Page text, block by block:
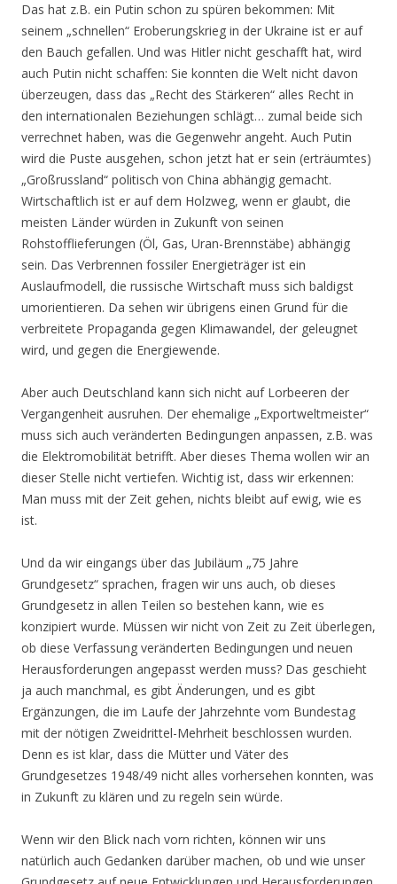
Das hat z.B. ein Putin schon zu spüren bekommen: Mit
seinem „schnellen“ Eroberungskrieg in der Ukraine ist er auf
den Bauch gefallen. Und was Hitler nicht geschafft hat, wird
auch Putin nicht schaffen: Sie konnten die Welt nicht davon
überzeugen, dass das „Recht des Stärkeren“ alles Recht in
den internationalen Beziehungen schlägt… zumal beide sich
verrechnet haben, was die Gegenwehr angeht. Auch Putin
wird die Puste ausgehen, schon jetzt hat er sein (erträumtes)
„Großrussland“ politisch von China abhängig gemacht.
Wirtschaftlich ist er auf dem Holzweg, wenn er glaubt, die
meisten Länder würden in Zukunft von seinen
Rohstofflieferungen (Öl, Gas, Uran-Brennstäbe) abhängig
sein. Das Verbrennen fossiler Energieträger ist ein
Auslaufmodell, die russische Wirtschaft muss sich baldigst
umorientieren. Da sehen wir übrigens einen Grund für die
verbreitete Propaganda gegen Klimawandel, der geleugnet
wird, und gegen die Energiewende.
Aber auch Deutschland kann sich nicht auf Lorbeeren der
Vergangenheit ausruhen. Der ehemalige „Exportweltmeister“
muss sich auch veränderten Bedingungen anpassen, z.B. was
die Elektromobilität betrifft. Aber dieses Thema wollen wir an
dieser Stelle nicht vertiefen. Wichtig ist, dass wir erkennen:
Man muss mit der Zeit gehen, nichts bleibt auf ewig, wie es
ist.
Und da wir eingangs über das Jubiläum „75 Jahre
Grundgesetz“ sprachen, fragen wir uns auch, ob dieses
Grundgesetz in allen Teilen so bestehen kann, wie es
konzipiert wurde. Müssen wir nicht von Zeit zu Zeit überlegen,
ob diese Verfassung veränderten Bedingungen und neuen
Herausforderungen angepasst werden muss? Das geschieht
ja auch manchmal, es gibt Änderungen, und es gibt
Ergänzungen, die im Laufe der Jahrzehnte vom Bundestag
mit der nötigen Zweidrittel-Mehrheit beschlossen wurden.
Denn es ist klar, dass die Mütter und Väter des
Grundgesetzes 1948/49 nicht alles vorhersehen konnten, was
in Zukunft zu klären und zu regeln sein würde.
Wenn wir den Blick nach vorn richten, können wir uns
natürlich auch Gedanken darüber machen, ob und wie unser